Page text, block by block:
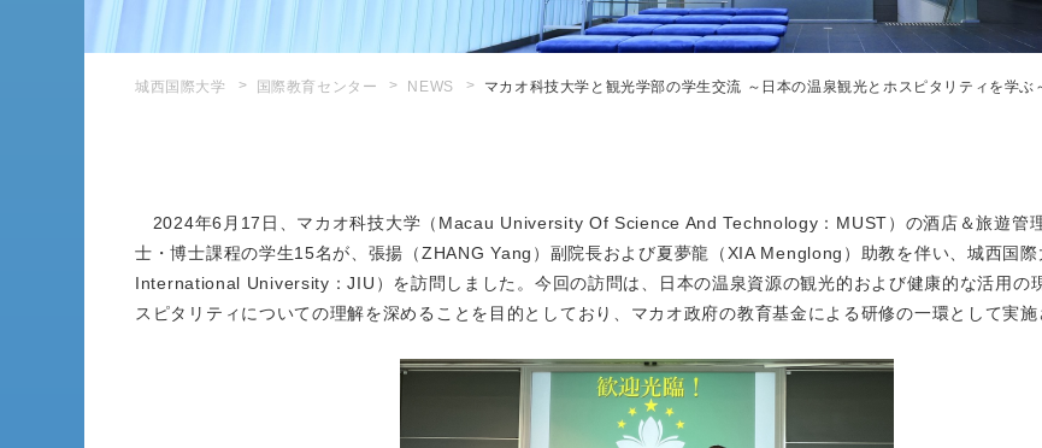
城西国際大学 国際教育センター NEWS マカオ科技大学と観光学部の学生交流 ～日本の温泉観光とホスピタリティを学ぶ
2024年6月17日、マカオ科技大学（Macau University Of Science And Technology：MUST）の酒店＆旅遊管
士・博士課程の学生15名が、張揚（ZHANG Yang）副院長および夏夢龍（XIA Menglong）助教を伴い、城西国
International University：JIU）を訪問しました。今回の訪問は、日本の温泉資源の観光的および健康的な活用の
スピタリティについての理解を深めることを目的としており、マカオ政府の教育基金による研修の一環として実施